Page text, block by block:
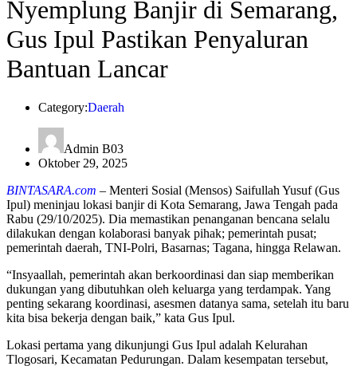
Nyemplung Banjir di Semarang,
Gus Ipul Pastikan Penyaluran
Bantuan Lancar
Category:Daerah
Admin B03
Oktober 29, 2025
BINTASARA.com – Menteri Sosial (Mensos) Saifullah Yusuf (Gus
Ipul) meninjau lokasi banjir di Kota Semarang, Jawa Tengah pada
Rabu (29/10/2025). Dia memastikan penanganan bencana selalu
dilakukan dengan kolaborasi banyak pihak; pemerintah pusat;
pemerintah daerah, TNI-Polri, Basarnas; Tagana, hingga Relawan.
“Insyaallah, pemerintah akan berkoordinasi dan siap memberikan
dukungan yang dibutuhkan oleh keluarga yang terdampak. Yang
penting sekarang koordinasi, asesmen datanya sama, setelah itu baru
kita bisa bekerja dengan baik,” kata Gus Ipul.
Lokasi pertama yang dikunjungi Gus Ipul adalah Kelurahan
Tlogosari, Kecamatan Pedurungan. Dalam kesempatan tersebut,